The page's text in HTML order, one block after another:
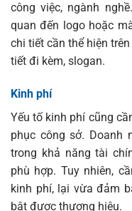
công việc, ngành
quan đến logo hoặc
chi tiết cần thể hiện
tiết đi kèm, slogan.
Kinh phí
Yếu tố kinh phí cũng
phục công sở. Doanh
trong khả năng tài
phù hợp. Tuy nhiên,
kinh phí, lại vừa đảm
bật được thương hiệu.